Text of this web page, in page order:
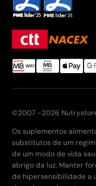
©2007 –2026
Os suplementos
substitutos de um
de um modo de vida
abrigo da luz. Manter
de hipersensibilidade a